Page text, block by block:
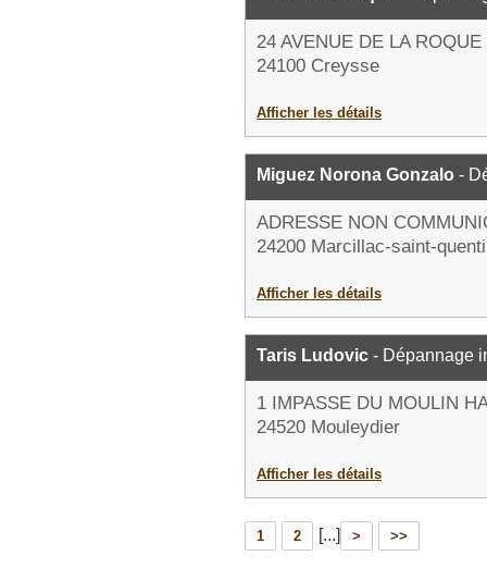
24 AVENUE DE LA ROQUE
24100 Creysse
Afficher les détails
Miguez Norona Gonzalo -
ADRESSE NON
24200 Marcillac-saint-
Afficher les détails
Taris Ludovic - Dépannage
1 IMPASSE DU MOULIN
24520 Mouleydier
Afficher les détails
1 2 [...] > >>